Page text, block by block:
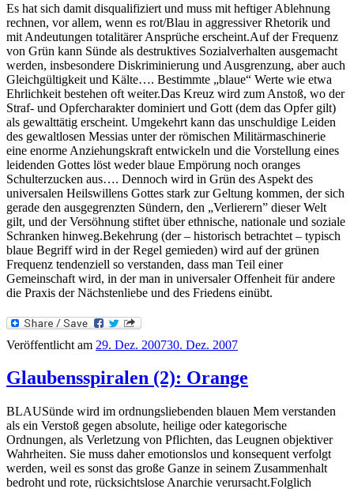
Es hat sich damit disqualifiziert und muss mit heftiger Ablehnung
rechnen, vor allem, wenn es rot/Blau in aggressiver Rhetorik und
mit Andeutungen totalitärer Ansprüche erscheint.Auf der Frequenz
von Grün kann Sünde als destruktives Sozialverhalten ausgemacht
werden, insbesondere Diskriminierung und Ausgrenzung, aber auch
Gleichgültigkeit und Kälte…. Bestimmte „blaue“ Werte wie etwa
Ehrlichkeit bestehen oft weiter.Das Kreuz wird zum Anstoß, wo der
Straf- und Opfercharakter dominiert und Gott (dem das Opfer gilt)
als gewalttätig erscheint. Umgekehrt kann das unschuldige Leiden
des gewaltlosen Messias unter der römischen Militärmaschinerie
eine enorme Anziehungskraft entwickeln und die Vorstellung eines
leidenden Gottes löst weder blaue Empörung noch oranges
Schulterzucken aus…. Dennoch wird in Grün des Aspekt des
universalen Heilswillens Gottes stark zur Geltung kommen, der sich
gerade den ausgegrenzten Sündern, den „Verlierern” dieser Welt
gilt, und der Versöhnung stiftet über ethnische, nationale und soziale
Schranken hinweg.Bekehrung (der – historisch betrachtet – typisch
blaue Begriff wird in der Regel gemieden) wird auf der grünen
Frequenz tendenziell so verstanden, dass man Teil einer
Gemeinschaft wird, in der man in universaler Offenheit für andere
die Praxis der Nächstenliebe und des Friedens einübt.
Veröffentlicht am 29. Dez. 200730. Dez. 2007
Glaubensspiralen (2): Orange
BLAUSünde wird im ordnungsliebenden blauen Mem verstanden
als ein Verstoß gegen absolute, heilige oder kategorische
Ordnungen, als Verletzung von Pflichten, das Leugnen objektiver
Wahrheiten. Sie muss daher emotionslos und konsequent verfolgt
werden, weil es sonst das große Ganze in seinem Zusammenhalt
bedroht und rote, rücksichtslose Anarchie verursacht.Folglich